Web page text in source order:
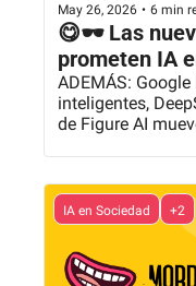
May 26, 2026 • 6 min
😋🕶️ Las
prometen IA
ADEMÁS:
inteligentes,
de Figure AI
IA en Sociedad +2